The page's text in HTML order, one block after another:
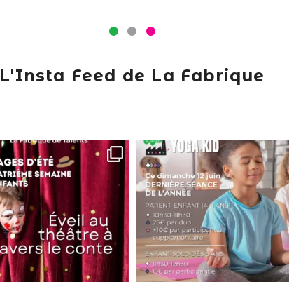
L'Insta Feed de La Fabrique
lafabriquedetalents
Juin 16
lafabriquedetalents
Juin 12